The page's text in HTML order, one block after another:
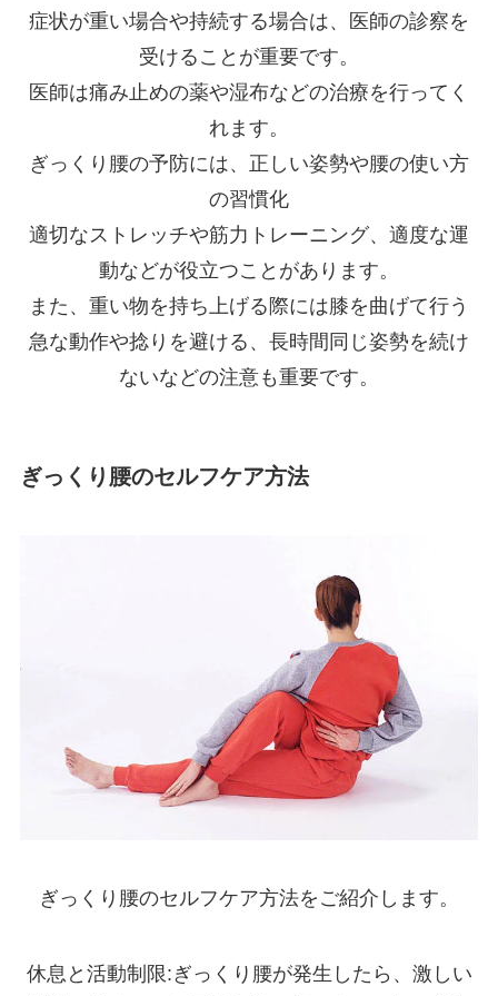
症状が重い場合や持続する場合は、医師の診察を
受けることが重要です。
医師は痛み止めの薬や湿布などの治療を行ってく
れます。
ぎっくり腰の予防には、正しい姿勢や腰の使い方
の習慣化
適切なストレッチや筋力トレーニング、適度な運
動などが役立つことがあります。
また、重い物を持ち上げる際には膝を曲げて行う
急な動作や捻りを避ける、長時間同じ姿勢を続け
ないなどの注意も重要です。
ぎっくり腰のセルフケア方法
ぎっくり腰のセルフケア方法をご紹介します。
休息と活動制限:ぎっくり腰が発生したら、激しい